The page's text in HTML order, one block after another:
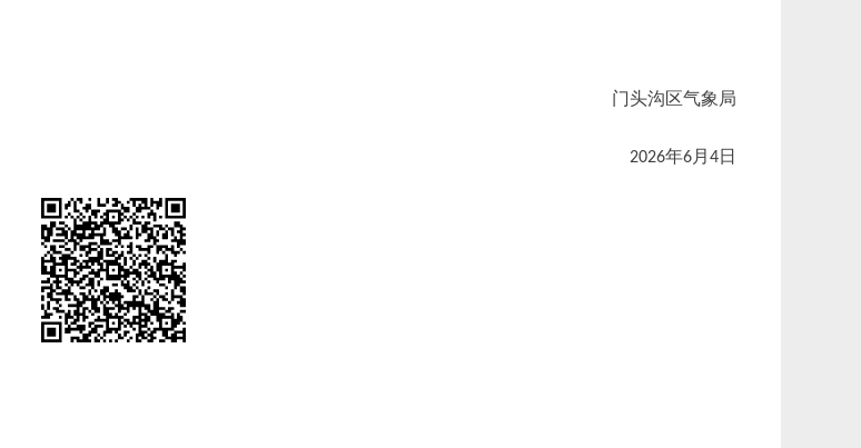
门头沟区气象局
2026年6月 4日